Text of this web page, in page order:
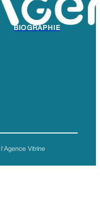
BIOGRAPHIE
défis stratégiques
Vitrine